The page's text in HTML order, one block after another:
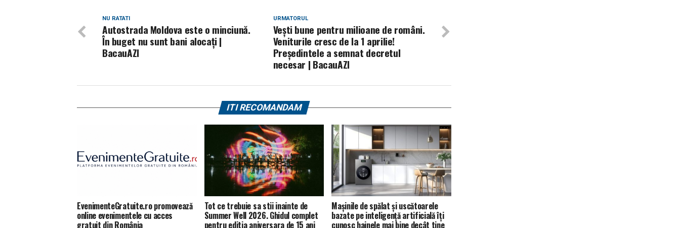
URMATORUL
Vești bune pentru milioane de români.
Veniturile cresc de la 1 aprilie!
Președintele a semnat decretul
necesar | BacauAZI
NU RATATI
Autostrada Moldova este o minciună.
În buget nu sunt bani alocaţi |
BacauAZI
ITI RECOMANDAM
EvenimenteGratuite.ro promovează
online evenimentele cu acces
gratuit din România
Tot ce trebuie sa stii inainte de
Summer Well 2026. Ghidul complet
pentru editia aniversara de 15 ani
Mașinile de spălat și uscătoarele
bazate pe inteligență artificială îți
cunosc hainele mai bine decât tine